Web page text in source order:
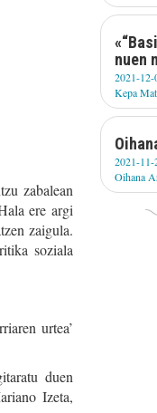
zabalean
ere argi
zaigula.
soziala
urtea’
duen
Izeta,
nuen
2021-12-
Kepa
2021-11-
Oihana